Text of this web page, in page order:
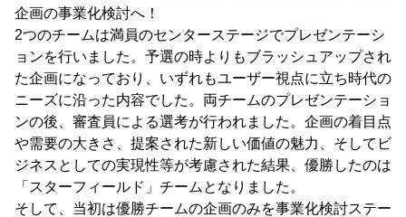
企画の事業化検討へ！
2つのチームは満員のセンターステージでプレゼンテーシ
ョンを行いました。予選の時よりもブラッシュアップされ
た企画になっており、いずれもユーザー視点に立ち時代の
ニーズに沿った内容でした。両チームのプレゼンテーショ
ンの後、審査員による選考が行われました。企画の着目点
や需要の大きさ、提案された新しい価値の魅力、そしてビ
ジネスとしての実現性等が考慮された結果、優勝したのは
「スターフィールド」チームとなりました。
そして、当初は優勝チームの企画のみを事業化検討ステー